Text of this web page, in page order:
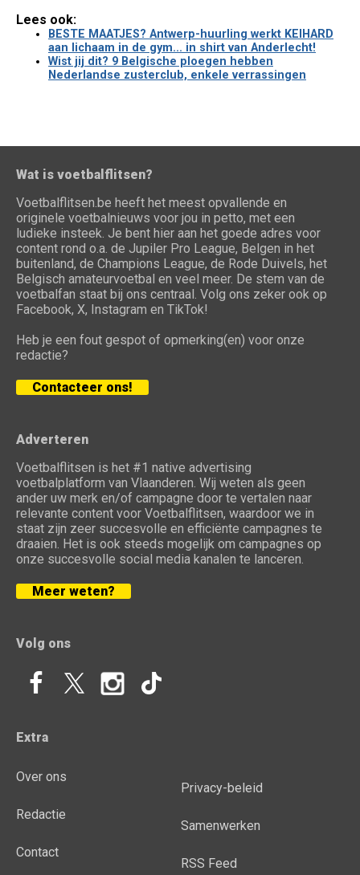
Lees ook:
BESTE MAATJES? Antwerp-huurling werkt KEIHARD
aan lichaam in de gym... in shirt van Anderlecht!
Wist jij dit? 9 Belgische ploegen hebben
Nederlandse zusterclub, enkele verrassingen
Wat is voetbalflitsen?
Voetbalflitsen.be heeft het meest opvallende en
originele voetbalnieuws voor jou in petto, met een
ludieke insteek. Je bent hier aan het goede adres voor
content rond o.a. de Jupiler Pro League, Belgen in het
buitenland, de Champions League, de Rode Duivels, het
Belgisch amateurvoetbal en veel meer. De stem van de
voetbalfan staat bij ons centraal. Volg ons zeker ook op
Facebook, X, Instagram en TikTok!
Heb je een fout gespot of opmerking(en) voor onze
redactie?
Contacteer ons!
Adverteren
Voetbalflitsen is het #1 native advertising
voetbalplatform van Vlaanderen. Wij weten als geen
ander uw merk en/of campagne door te vertalen naar
relevante content voor Voetbalflitsen, waardoor we in
staat zijn zeer succesvolle en efficiënte campagnes te
draaien. Het is ook steeds mogelijk om campagnes op
onze succesvolle social media kanalen te lanceren.
Meer weten?
Volg ons
Extra
Over ons
Redactie
Contact
Privacy-beleid
Samenwerken
RSS Feed